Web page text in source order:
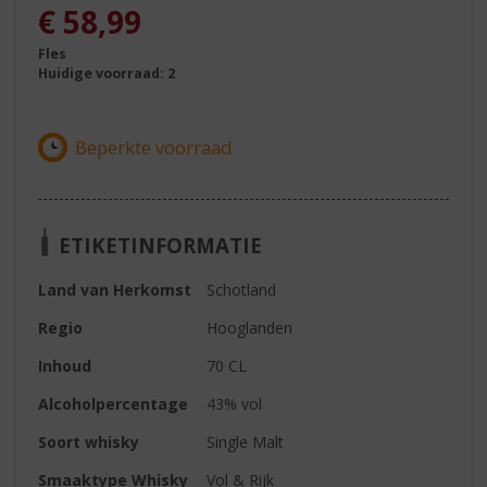
€ 58,99
Fles
Huidige voorraad: 2
ETIKETINFORMATIE
Land van Herkomst
Schotland
Regio
Hooglanden
Inhoud
70 CL
Alcoholpercentage
43% vol
Soort whisky
Single Malt
Smaaktype Whisky
Vol & Rijk